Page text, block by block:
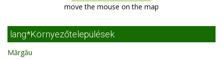
move the mouse on the map
lang*Környezőtelepülések
Mărgău